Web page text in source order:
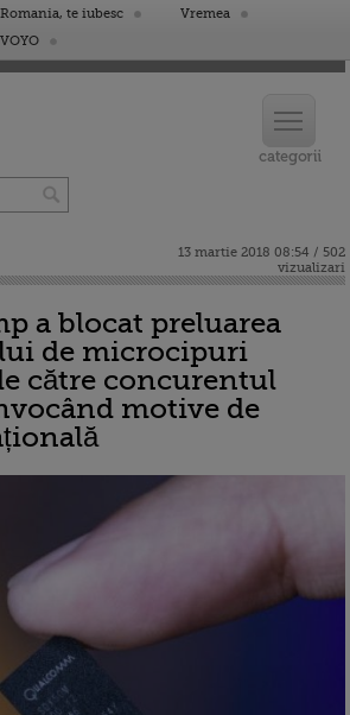
Romania, te iubesc
Vremea
VOYO
13 martie 2018 08:54 / 502
vizualizari
a blocat preluarea
de microcipuri
către concurentul
motive de